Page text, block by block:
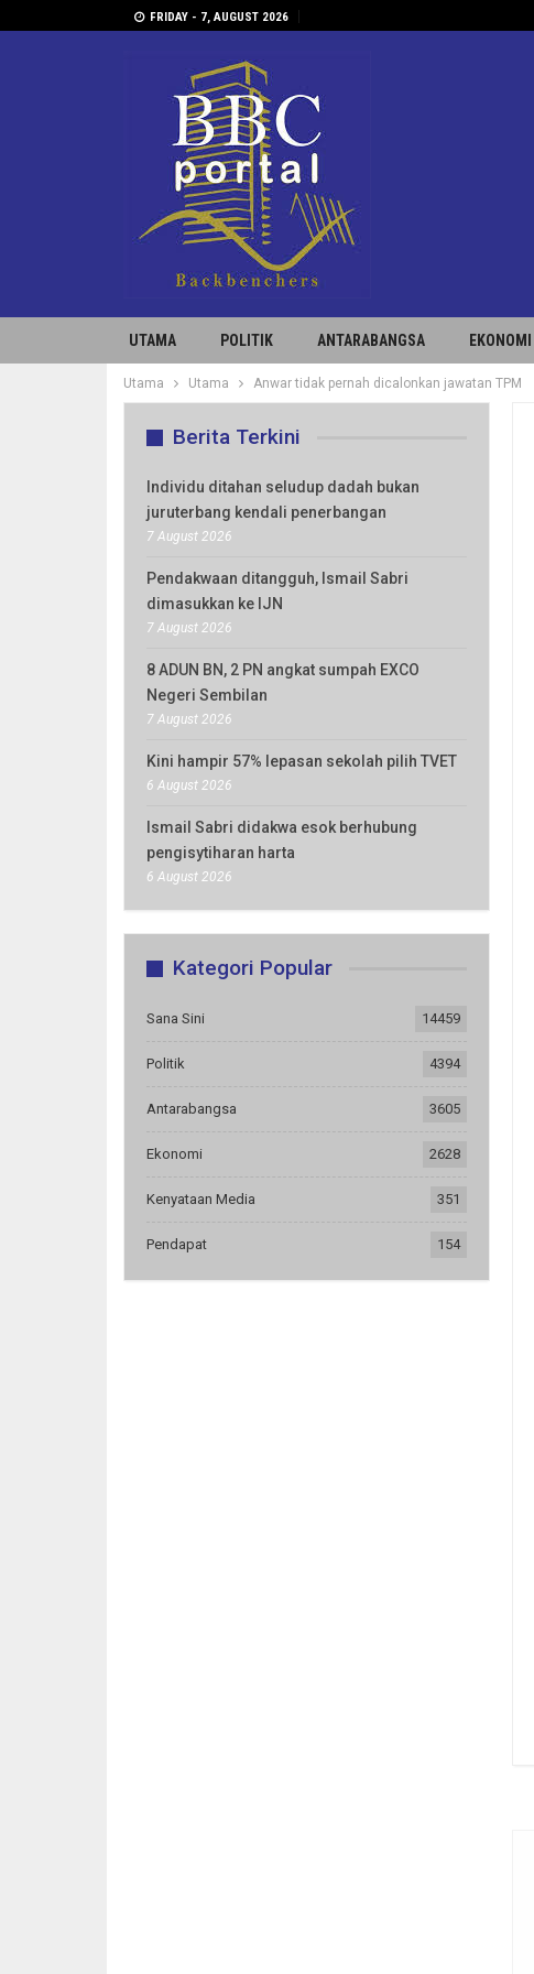
FRIDAY - 7, AUGUST 2026
UTAMA POLITIK ANTARABANGSA EKONOMI
Utama Utama Anwar tidak pernah dicalonkan jawatan TPM
Berita Terkini
Individu ditahan seludup dadah bukan
juruterbang kendali penerbangan
7 August 2026
Pendakwaan ditangguh, Ismail Sabri
dimasukkan ke IJN
7 August 2026
8 ADUN BN, 2 PN angkat sumpah EXCO
Negeri Sembilan
7 August 2026
Kini hampir 57% lepasan sekolah pilih TVET
6 August 2026
Ismail Sabri didakwa esok berhubung
pengisytiharan harta
6 August 2026
Kategori Popular
Sana Sini 14459
Politik 4394
Antarabangsa 3605
Ekonomi 2628
Kenyataan Media 351
Pendapat 154